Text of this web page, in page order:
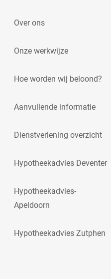
Over ons
Onze werkwijze
Hoe worden wij beloond?
Aanvullende informatie
Dienstverlening overzicht
Hypotheekadvies Deventer
Hypotheekadvies-
Apeldoorn
Hypotheekadvies Zutphen